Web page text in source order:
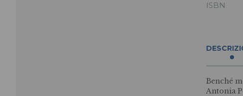
ISBN
Benché
Antonia